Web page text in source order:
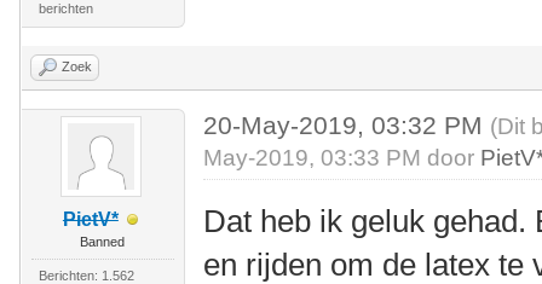
berichten
Zoek
PietV*
Banned
Berichten: 1.562
20-May-2019, 03:32 PM (Dit
May-2019, 03:33 PM door
Dat heb ik geluk
en rijden om de latex te